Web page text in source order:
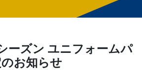
ズン ユニフォームパ
お知らせ